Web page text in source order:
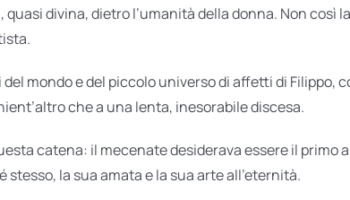
divina, dietro l’umanità della donna. Non così
mondo e del piccolo universo di affetti di Filippo,
che a una lenta, inesorabile discesa.
catena: il mecenate desiderava essere il primo
la sua amata e la sua arte all’eternità.